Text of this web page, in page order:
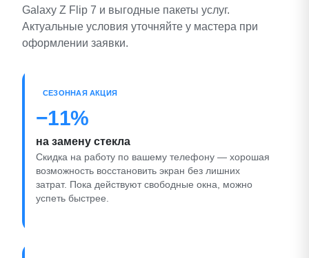
Galaxy Z Flip 7 и выгодные пакеты услуг.
Актуальные условия уточняйте у мастера при
оформлении заявки.
СЕЗОННАЯ АКЦИЯ
−11%
на замену стекла
Скидка на работу по вашему телефону — хорошая
возможность восстановить экран без лишних
затрат. Пока действуют свободные окна, можно
успеть быстрее.